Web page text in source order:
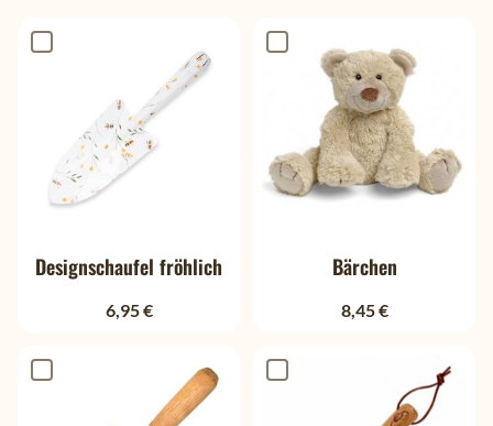
Designschaufel fröhlich
6,95 €
Bärchen
8,45 €